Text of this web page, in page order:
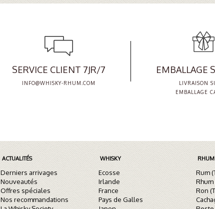
SERVICE CLIENT 7JR/7
INFO@WHISKY-RHUM.COM
EMBALLAGE
LIVRAISON
EMBALLAGE
ACTUALITÉS
Derniers arrivages
Nouveautés
Offres spéciales
Nos recommandations
WHISKY
Ecosse
Irlande
France
Pays de Galles
RHUM
Rum
Ron